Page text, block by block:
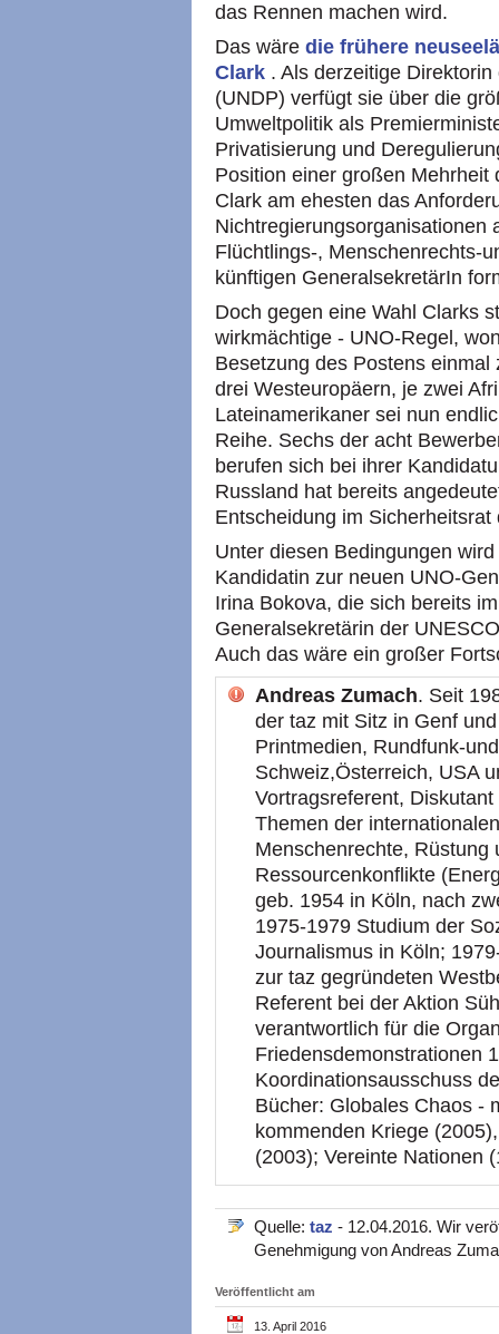
das Rennen machen wird.
Das wäre die frühere
Clark . Als derzeitige
(UNDP) verfügt sie über die
Umweltpolitik als
Privatisierung und
Position einer großen
Clark am ehesten das
Nichtregierungsorganisationen
Flüchtlings-, Menschenrechts-
künftigen GeneralsekretärIn
Doch gegen eine Wahl Clarks
wirkmächtige - UNO-Regel,
Besetzung des Postens
drei Westeuropäern, je zwei
Lateinamerikaner sei nun
Reihe. Sechs der acht
berufen sich bei ihrer
Russland hat bereits
Entscheidung im Sicherheitsrat
Unter diesen Bedingungen
Kandidatin zur neuen UNO-
Irina Bokova, die sich bereits
Generalsekretärin der
Auch das wäre ein großer
Andreas Zumach. Seit
der taz mit Sitz in Genf
Printmedien, Rundfunk-
Schweiz,Österreich, USA
Vortragsreferent,
Themen der
Menschenrechte, Rüstung
Ressourcenkonflikte
geb. 1954 in Köln, nach
1975-1979 Studium der
Journalismus in Köln;
zur taz gegründeten
Referent bei der Aktion
verantwortlich für die
Friedensdemonstrationen
Koordinationsausschuss
Bücher: Globales Chaos -
kommenden Kriege
(2003); Vereinte Nationen
Quelle: taz - 12.04.2016. Wir
Genehmigung von Andreas
Veröffentlicht am
13. April 2016